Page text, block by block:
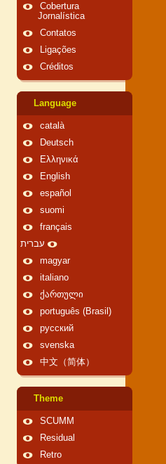
Cobertura
Jornalística
Contatos
Ligações
Créditos
Language
català
Deutsch
Ελληνικά
English
español
suomi
français
עברית
magyar
italiano
ქართული
português (Brasil)
русский
svenska
中文（简体）
Theme
SCUMM
Residual
Retro